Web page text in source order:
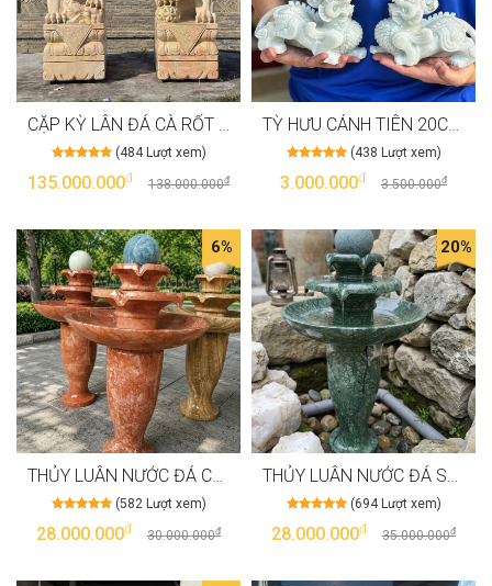
CẶP KỲ LÂN ĐÁ CÀ RỐT MÀU VÀNG CAO 1M9 T3990
(484 Lượt xem)
135.000.000đ 138.000.000đ
TỲ HƯU CÁNH TIÊN 20CM ĐÁ CANXIT T3987
(438 Lượt xem)
3.000.000đ 3.500.000đ
6%
THỦY LUÂN NƯỚC ĐÁ CẨM THẠCH ĐỎ CAO 80CM NGUYÊN KHỐI TỰ NHIÊN T3984
(582 Lượt xem)
28.000.000đ 30.000.000đ
20%
THỦY LUÂN NƯỚC ĐÁ SERPENTINE CAO 80CM NGUYÊN KHỐI TỰ NHIÊN T3983
(694 Lượt xem)
28.000.000đ 35.000.000đ